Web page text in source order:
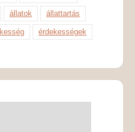
állatok állattartás
érdekességek